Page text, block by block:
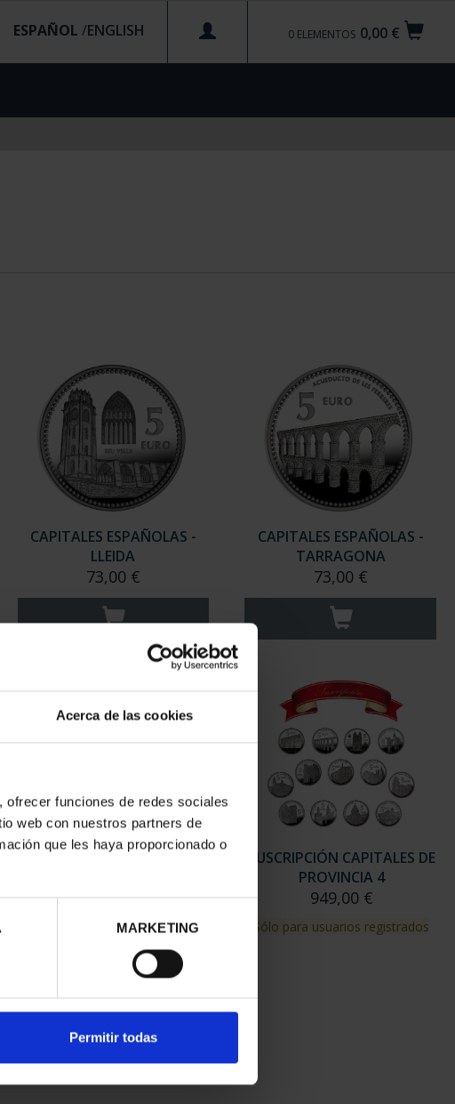
Acerca de las cookies
funciones de redes sociales
web con nuestros partners de
que les haya proporcionado o
MARKETING
Permitir todas
0,00 €
0 ELEMENTOS
ESPAÑOL /
CAPITALES ESPAÑOLAS -
LLEIDA
73,00 €
CAPITALES ESPAÑOLAS -
TARRAGONA
73,00 €
SUSCRIPCIÓN CAPITALES DE
949,00 €
Sólo para usuarios registrados
SUSCRIPCIÓN CAPITALES DE
PROVINCIA 4
949,00 €
Sólo para usuarios registrados